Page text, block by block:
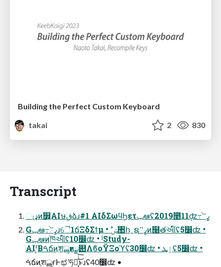
Building the Perfect Custom Keyboard
takai
2 830
Transcript
ෑډͷ௿͍AIษڧձɹ#1 AIδΣωϥϦετݕఆʢ2019೥11݄ʣ߹֨ߨ࠲
Gݕఆ߹֨ߨ࠲ɹୈ1ճΞδΣϯμ • ࣗݾ঺հˍຊߨ࠲ͷ໨తઆ໌ʢ5෼ʣ •
Gݕఆͷ֓ཁઆ໌ʢ10෼ʣ • ʲStudy-
AIʳ͔Βࠓճͷֶशൣғͷྫ୊ΛϐοΫΞοϓʢ30෼ʣ • ٳܜʢ5෼ʣ •
ࠓճͷֶशൣғͰಛʹཧղ͓͖͍ͯͨ͜͠ͱɹʢ40෼ʣ •